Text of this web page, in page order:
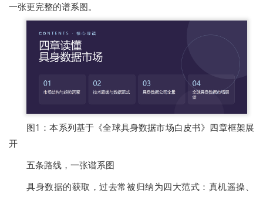
一张更完整的谱系图。
图1：本系列基于《全球具身数据市场白皮书》四章框架展
开
五条路线，一张谱系图
具身数据的获取，过去常被归纳为四大范式：真机遥操、